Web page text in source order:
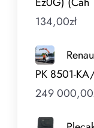
134,00zł
PK 8501-
249 000,00